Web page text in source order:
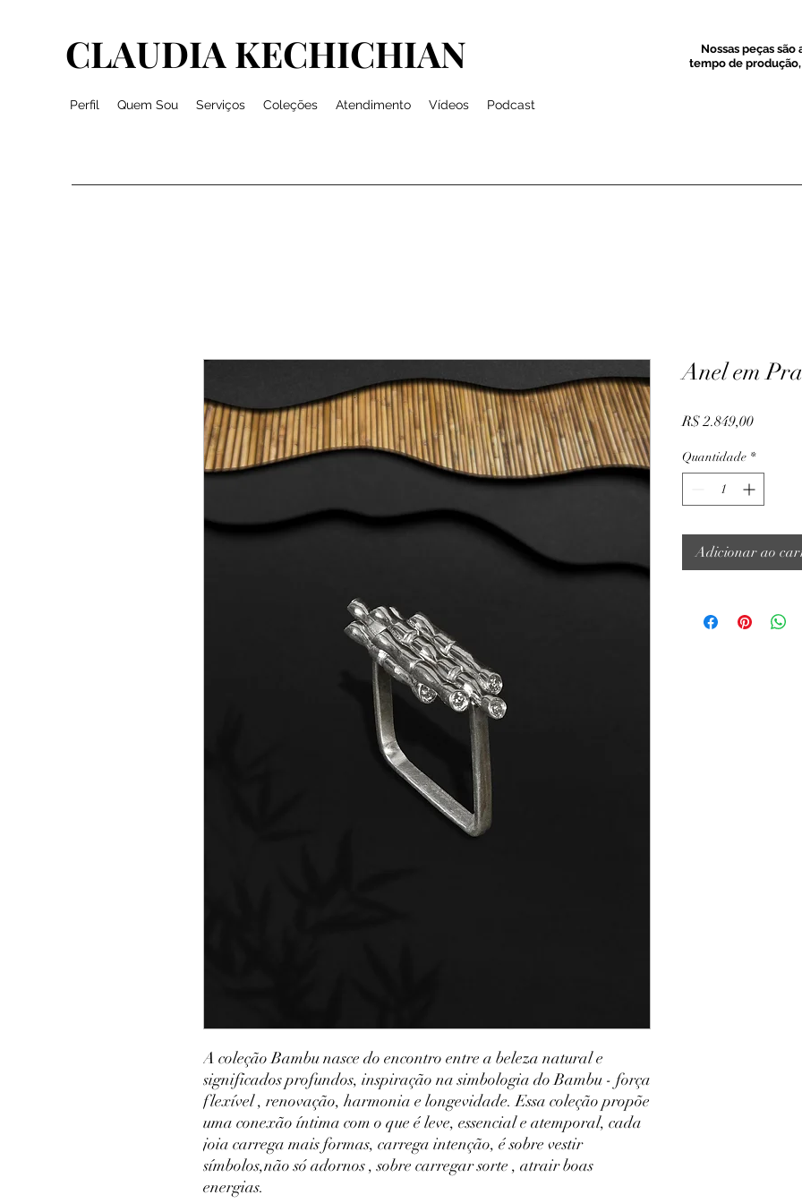
CLAUDIA KECHICHIAN
Nossas peças
tempo de
Perfil Quem Sou Serviços Coleções Atendimento Vídeos Podcast
A coleção Bambu nasce do encontro entre a beleza natural e
significados profundos, inspiração na simbologia do Bambu - força
flexível , renovação, harmonia e longevidade. Essa coleção propõe
uma conexão íntima com o que é leve, essencial e atemporal, cada
joia carrega mais formas, carrega intenção, é sobre vestir
símbolos,não só adornos , sobre carregar sorte , atrair boas
energias.
Anel em
R$ 2.849,00Preço
Quantidade *
Adicionar ao